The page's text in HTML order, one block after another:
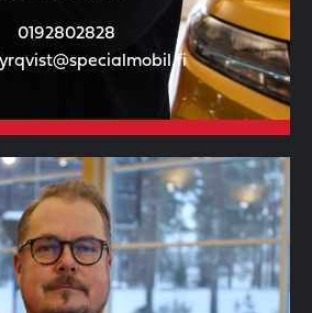
0192802828